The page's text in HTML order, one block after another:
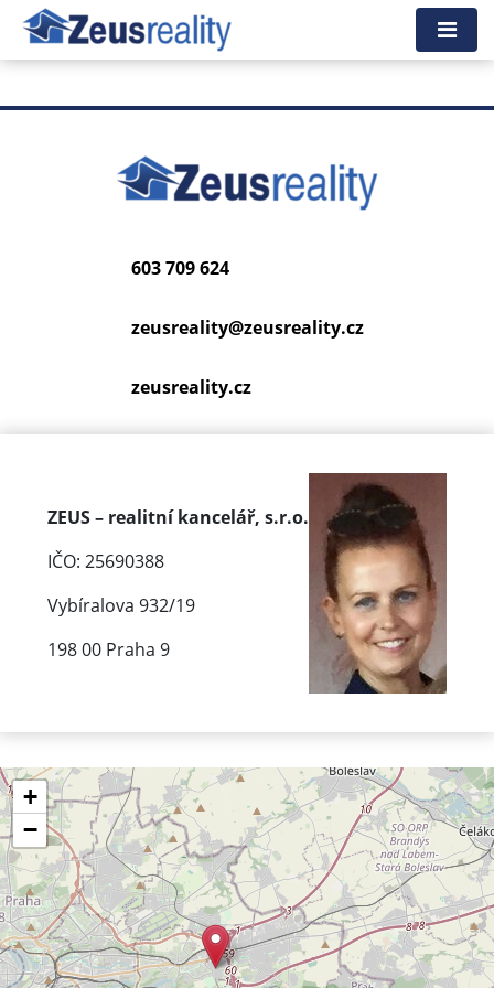
Tato nemovitost neexistuje, již nejspíš byla smazána.
Zpět na hlavní stranu.
603 709 624
zeusreality@zeusreality.cz
zeusreality.cz
ZEUS – realitní kancelář, s.r.o.
IČO: 25690388
Vybíralova 932/19
198 00 Praha 9
+
−